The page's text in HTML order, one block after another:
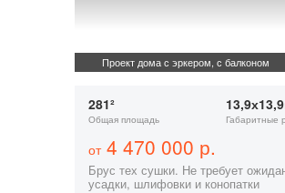
Проект дома с эркером, с балконом
281²
Общая площадь Габаритные
от4 470 000 р.
Брус тех сушки. Не требует
усадки, шлифовки и конопатки